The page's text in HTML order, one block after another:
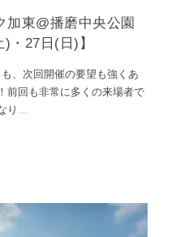
加東@播磨中央公園
)・27日(日)】
、次回開催の要望も強くあ
前回も非常に多くの来場者で
り